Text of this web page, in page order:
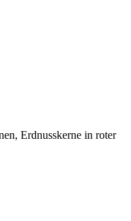
Erdnusskerne in roter